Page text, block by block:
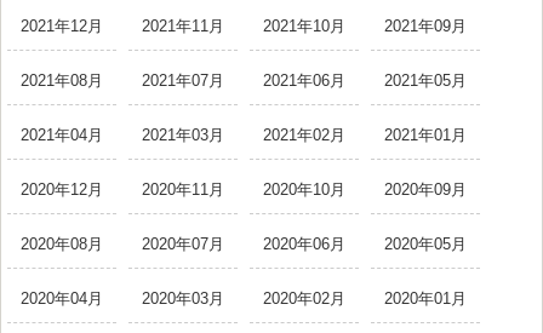
2021年12月 2021年11月 2021年10月 2021年09月
2021年08月 2021年07月 2021年06月 2021年05月
2021年04月 2021年03月 2021年02月 2021年01月
2020年12月 2020年11月 2020年10月 2020年09月
2020年08月 2020年07月 2020年06月 2020年05月
2020年04月 2020年03月 2020年02月 2020年01月